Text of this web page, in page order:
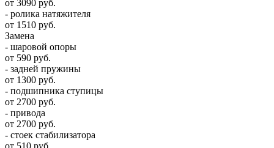
от 3090 руб.
- ролика натяжителя
от 1510 руб.
Замена
- шаровой опоры
от 590 руб.
- задней пружины
от 1300 руб.
- подшипника ступицы
от 2700 руб.
- привода
от 2700 руб.
- стоек стабилизатора
от 510 руб.